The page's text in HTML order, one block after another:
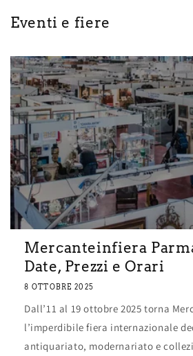
Eventi e fiere
Mercanteinfiera
Date, Prezzi e Orari
8 OTTOBRE 2025
Dall’11 al 19 ottobre 2025 torna
l’imperdibile fiera internazionale
antiquariato, modernariato e